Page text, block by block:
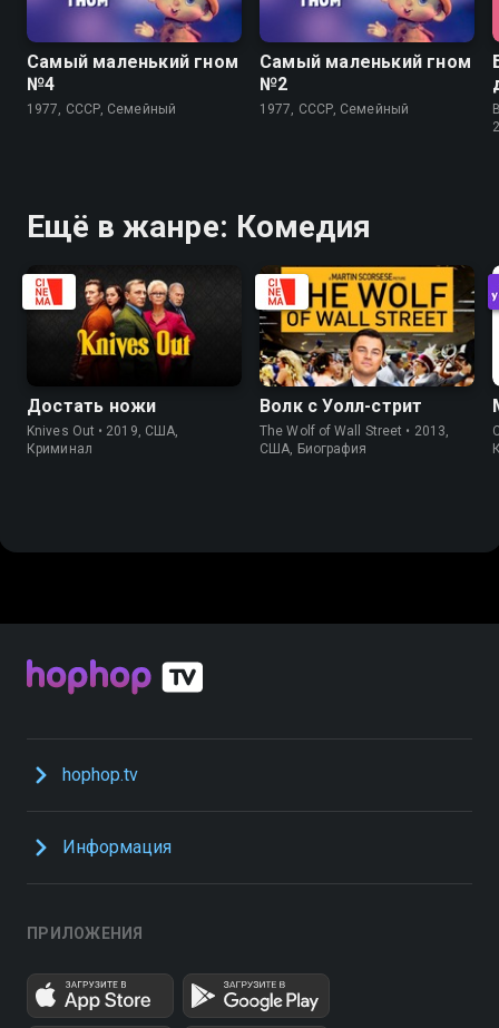
Самый маленький гном
№4
1977, СССР, Семейный
Самый маленький гном
№2
1977, СССР, Семейный
Ещё в жанре: Комедия
Достать ножи
Knives Out • 2019, США,
Криминал
Волк с Уолл-стрит
The Wolf of Wall Street • 2013,
США, Биография
hophop.tv
Информация
ПРИЛОЖЕНИЯ